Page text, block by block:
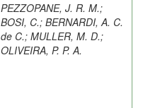
PEZZOPANE, J. R. M.;
BOSI, C.; BERNARDI, A. C.
de C.; MULLER, M. D.;
OLIVEIRA, P. P. A.